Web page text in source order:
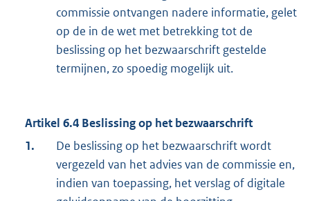
commissie ontvangen nadere informatie, gelet
op de in de wet met betrekking tot de
beslissing op het bezwaarschrift gestelde
termijnen, zo spoedig mogelijk uit.
Artikel 6.4 Beslissing op het bezwaarschrift
1.
De beslissing op het bezwaarschrift wordt
vergezeld van het advies van de commissie en,
indien van toepassing, het verslag of digitale